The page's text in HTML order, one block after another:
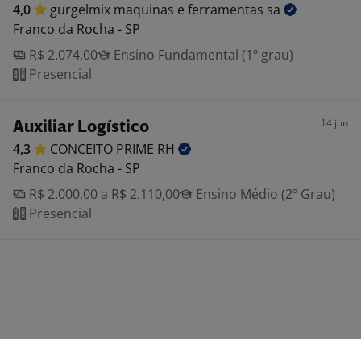
4,0 gurgelmix maquinas e ferramentas sa
Franco da Rocha - SP
R$ 2.074,00
Ensino Fundamental (1º grau)
Presencial
Auxiliar Logístico 14 jun
4,3 CONCEITO PRIME RH
Franco da Rocha - SP
R$ 2.000,00 a R$ 2.110,00
Ensino Médio (2º Grau)
Presencial